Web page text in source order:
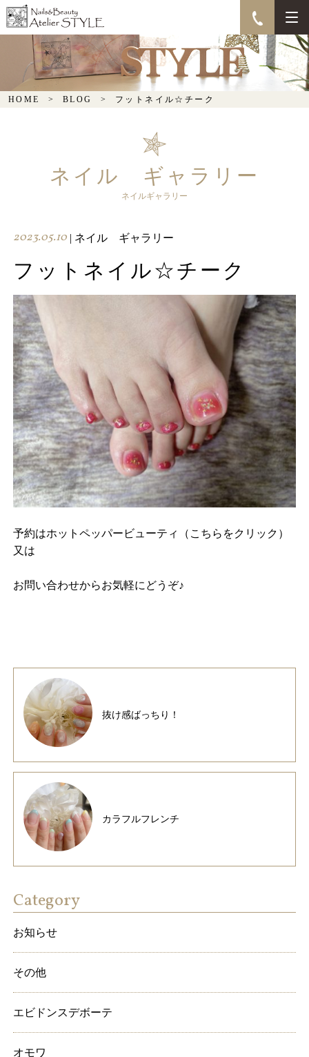
フットネイル☆チーク
HOME BLOG フットネイル☆チーク
ネイル ギャラリー
ネイルギャラリー
2023.05.10 | ネイル ギャラリー
フットネイル☆チーク
予約はホットペッパービューティ（こちらをクリック）
又は
お問い合わせからお気軽にどうぞ♪
抜け感ばっちり！
カラフルフレンチ
Category
お知らせ
その他
エビドンスデボーテ
オモワ